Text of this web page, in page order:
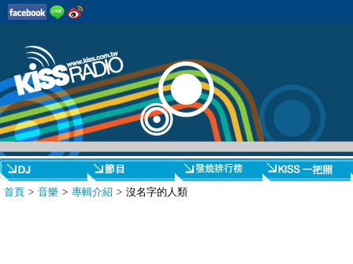
首頁 > 音樂 > 專輯介紹 > 沒名字的人類